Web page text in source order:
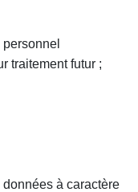
traitement futur ;
à caractère